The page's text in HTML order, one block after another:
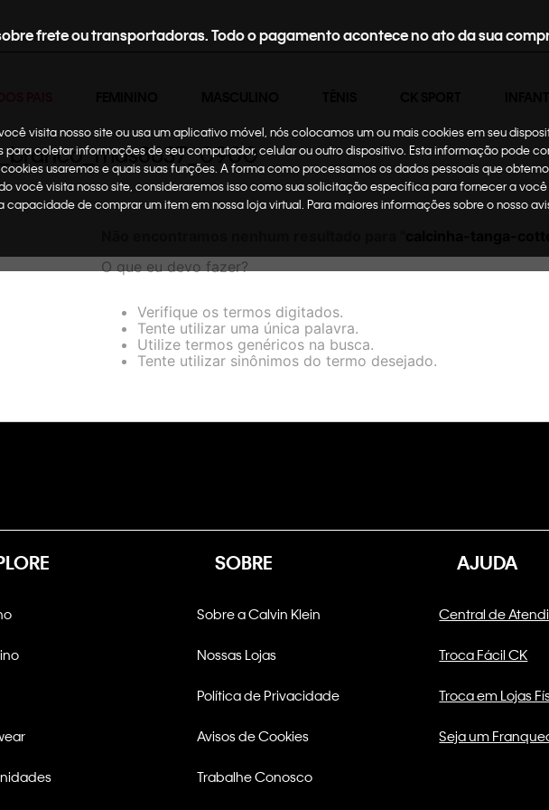
Buscarfrete ou transportadoras. Todo o pagamento acontece no ato da sua
visita nosso site ou usa um aplicativo móvel, nós colocamos um ou mais cookies em seu
para coletar informações de seu computador, celular ou outro dispositivo. Esta informação pode
usaremos e quais suas funções. A forma como processamos os dados pessoais que
você visita nosso site, consideraremos isso como sua solicitação específica para fornecer a
capacidade de comprar um item em nossa loja virtual. Para maiores informações sobre o nosso
O que eu devo fazer?
Verifique os termos digitados.
Tente utilizar uma única palavra.
Utilize termos genéricos na busca.
Tente utilizar sinônimos do termo desejado.
SOBRE
Sobre a Calvin Klein
Nossas Lojas
Política de Privacidade
Avisos de Cookies
Trabalhe Conosco
AJUDA
Central de
Troca Fácil CK
Troca em Lojas
Seja um